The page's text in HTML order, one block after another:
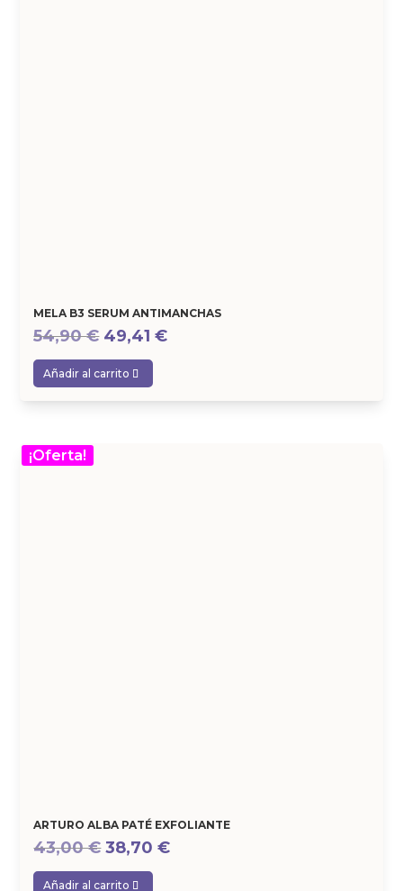
MELA B3 SERUM ANTIMANCHAS
54,90€ El
precio
original
era:
49,41€El
es:
Añadir al carrito
¡Oferta!
ARTURO ALBA PATÉ EXFOLIANTE
43,00€ El
precio
38,70€El
Añadir al carrito